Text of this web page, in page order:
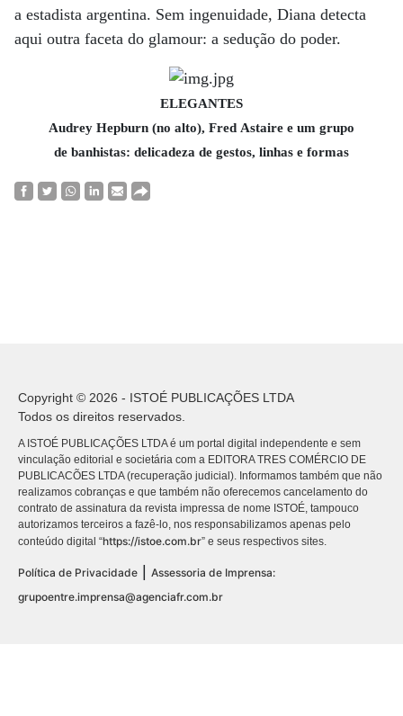
a estadista argentina. Sem ingenuidade, Diana detecta
aqui outra faceta do glamour: a sedução do poder.
ELEGANTES
Audrey Hepburn (no alto), Fred Astaire e um grupo
de banhistas: delicadeza de gestos, linhas e formas
Copyright © 2026 - ISTOÉ PUBLICAÇÕES LTDA
Todos os direitos reservados.
A ISTOÉ PUBLICAÇÕES LTDA é um portal digital independente e sem
vinculação editorial e societária com a EDITORA TRES COMÉRCIO DE
PUBLICACÕES LTDA (recuperação judicial). Informamos também que não
realizamos cobranças e que também não oferecemos cancelamento do
contrato de assinatura da revista impressa de nome ISTOÉ, tampouco
autorizamos terceiros a fazê-lo, nos responsabilizamos apenas pelo
conteúdo digital “https://istoe.com.br” e seus respectivos sites.
Política de Privacidade | Assessoria de Imprensa:
grupoentre.imprensa@agenciafr.com.br